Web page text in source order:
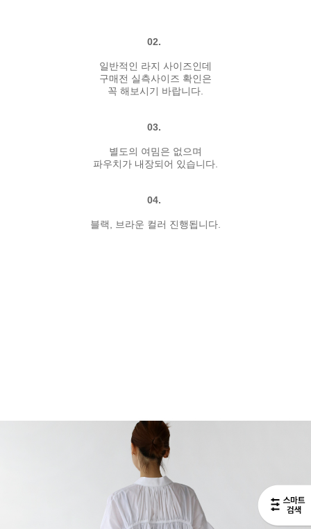
02.
일반적인 라지 사이즈인데
구매전 실측사이즈 확인은
꼭 해보시기 바랍니다.
03.
별도의 여밈은 없으며
파우치가 내장되어 있습니다.
04.
블랙, 브라운 컬러 진행됩니다.